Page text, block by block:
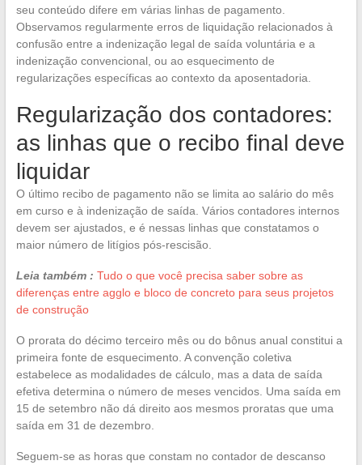
seu conteúdo difere em várias linhas de pagamento.
Observamos regularmente erros de liquidação relacionados à
confusão entre a indenização legal de saída voluntária e a
indenização convencional, ou ao esquecimento de
regularizações específicas ao contexto da aposentadoria.
Regularização dos contadores:
as linhas que o recibo final deve
liquidar
O último recibo de pagamento não se limita ao salário do mês
em curso e à indenização de saída. Vários contadores internos
devem ser ajustados, e é nessas linhas que constatamos o
maior número de litígios pós-rescisão.
Leia também : Tudo o que você precisa saber sobre as
diferenças entre agglo e bloco de concreto para seus projetos
de construção
O prorata do décimo terceiro mês ou do bônus anual constitui a
primeira fonte de esquecimento. A convenção coletiva
estabelece as modalidades de cálculo, mas a data de saída
efetiva determina o número de meses vencidos. Uma saída em
15 de setembro não dá direito aos mesmos proratas que uma
saída em 31 de dezembro.
Seguem-se as horas que constam no contador de descanso